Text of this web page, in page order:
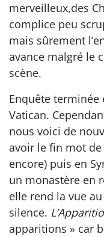
merveilleux,des
complice peu
mais sûrement
avance malgré le
scène.
Enquête terminée
Vatican.
nous voici de
avoir le fin mot de
encore) puis en
un monastère en
elle rend la vue
silence.
apparitions » car